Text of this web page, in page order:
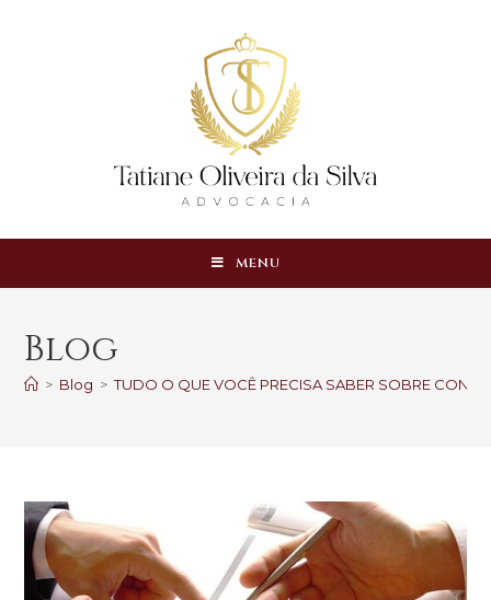
MENU
Blog
> Blog > TUDO O QUE VOCÊ PRECISA SABER SOBRE